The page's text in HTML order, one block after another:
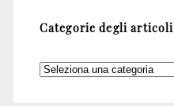
Categorie degli articoli
Categorie